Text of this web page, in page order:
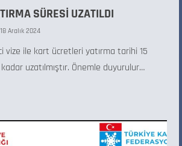
SÜRESİ UZATILDI
18 Aralık 2024
vize ile kart ücretleri yatırma tarihi 15
uzatılmıştır. Önemle duyurulur…